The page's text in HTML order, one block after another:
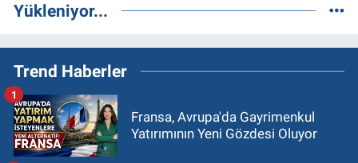
Yükleniyor...
Trend Haberler
Fransa, Avrupa'da Gayrimenkul
Yatırımının Yeni Gözdesi Oluyor
1